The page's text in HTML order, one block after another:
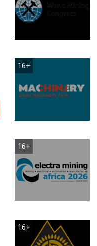
16+
16+
16+